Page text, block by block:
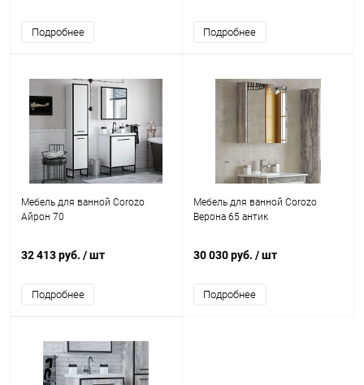
Подробнее Подробнее
Мебель для ванной Corozo
Айрон 70
32 413 руб. / шт
Подробнее
Мебель для ванной Corozo
Верона 65 антик
30 030 руб. / шт
Подробнее